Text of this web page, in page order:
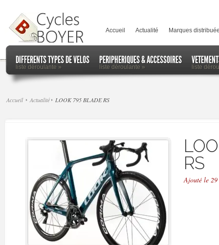
Accueil Actualité Marques
DIFFERENTS TYPES DE VELOS
liste déroulante »
PERIPHERIQUES & ACCESSOIRES
liste déroulante » liste
Accueil Actualité LOOK 795 BLADE RS
RS
Ajouté le